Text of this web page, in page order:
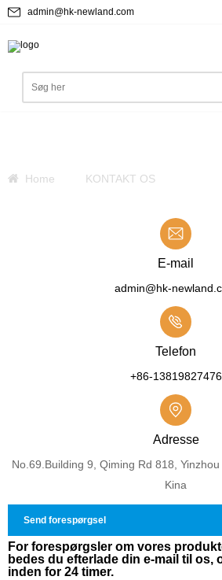
admin@hk-newland.com
Home KONTAKT OS
E-mail
admin@hk-
Telefon
+86-13819827476
Adresse
No.69.Building 9, Qiming Rd 818,
Kina
Send forespørgsel
For forespørgsler om vores
bedes du efterlade din e-mail til os,
inden for 24 timer.